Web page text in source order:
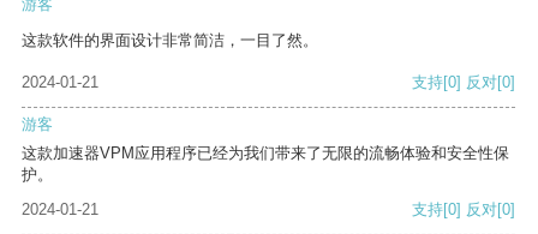
游客
这款软件的界面设计非常简洁，一目了然。
2024-01-21 支持[0] 反对[0]
游客
这款加速器VPM应用程序已经为我们带来了无限的流畅体验和安全性保
护。
2024-01-21
支持[0] 反对[0]